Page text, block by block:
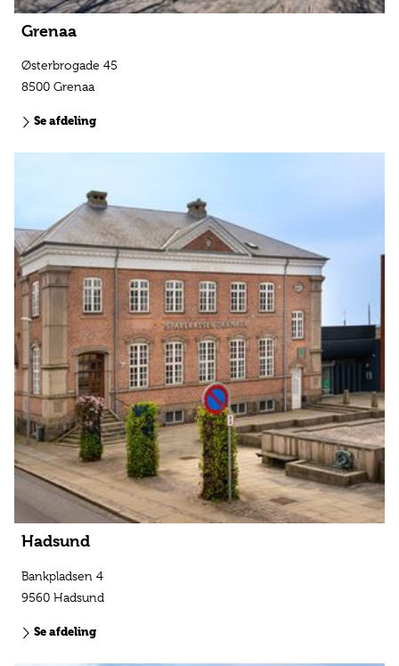
Grenaa
Østerbrogade 45
8500 Grenaa
Se afdeling
Hadsund
Bankpladsen 4
9560 Hadsund
Se afdeling